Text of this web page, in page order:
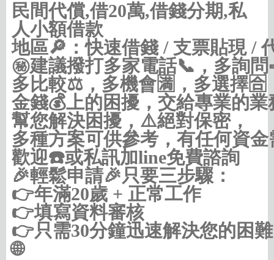
民間代償,借20萬,借錢分期,私
人小額借款
地區🔎：快速借錢 / 支票貼現 /
㊙建議撥打多家電話📞，多詢問
多比較⚖，多機會🈵，多選擇🈴
金錢💰上的困擾，交給專業的業
幫您解決困擾，⚠️絕對保密，
多種方案可供參考，有任何資金
歡迎☎️或私訊加line免費諮詢
🎉輕鬆申請🎉只要三步驟：
👉年滿20歲 + 正常工作
👉填寫資料審核
👉只需30分鐘迅速解決您的困難
🌐